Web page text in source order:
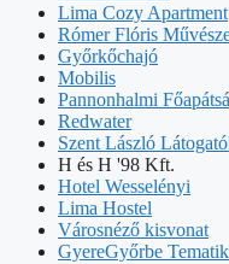
Lima Cozy Apartment
Rómer Flóris
Győrkőchajó
Mobilis
Pannonhalmi
Redwater
Szent László
H és H '98 Kft.
Hotel Wesselényi
Lima Hostel
Városnéző kisvonat
GyereGyőrbe